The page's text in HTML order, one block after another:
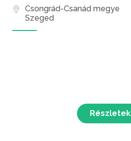
Csongrád-Csanád megye
Szeged
Részletek